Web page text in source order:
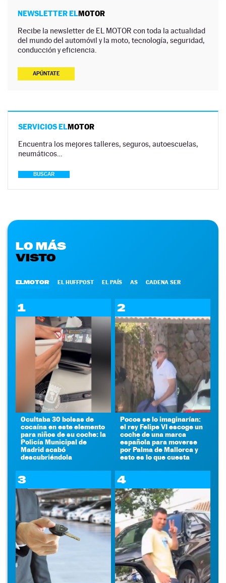
NEWSLETTER ELMOTOR
Recibe la newsletter de EL MOTOR con toda la actualidad
del mundo del automóvil y la moto, tecnología, seguridad,
conducción y eficiencia.
APÚNTATE
SERVICIOS ELMOTOR
Encuentra los mejores talleres, seguros, autoescuelas,
neumáticos…
BUSCAR
LO MÁS
VISTO
ELMOTOR EL HUFFPOST EL PAÍS AS CADENA SER
1
Ocultaba 30 bolsas de
cocaína en este elemento
para niños de su coche: la
Policía Municipal de
Madrid acabó
descubriéndola
2
Pocos se lo imaginarían:
el rey Felipe VI escoge un
coche de una marca
española para moverse
por Palma de Mallorca y
esto es lo que cuesta
3 4